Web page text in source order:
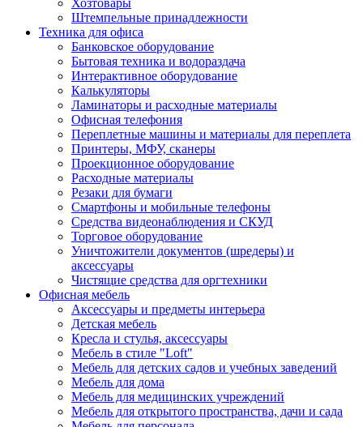
Хозтовары
Штемпельные принадлежности
Техника для офиса
Банковское оборудование
Бытовая техника и водораздача
Интерактивное оборудование
Калькуляторы
Ламинаторы и расходные материалы
Офисная телефония
Переплетные машины и материалы для переплета
Принтеры, МФУ, сканеры
Проекционное оборудование
Расходные материалы
Резаки для бумаги
Смартфоны и мобильные телефоны
Средства видеонаблюдения и СКУД
Торговое оборудование
Уничтожители документов (шредеры) и
аксессуары
Чистящие средства для оргтехники
Офисная мебель
Аксессуары и предметы интерьера
Детская мебель
Кресла и стулья, аксессуары
Мебель в стиле "Loft"
Мебель для детских садов и учебных заведений
Мебель для дома
Мебель для медицинских учреждений
Мебель для открытого пространства, дачи и сада